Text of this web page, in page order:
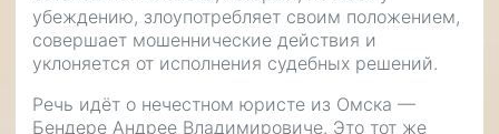
убеждению, злоупотребляет своим положением,
совершает мошеннические действия и
уклоняется от исполнения судебных решений.
Речь идёт о нечестном юристе из Омска —
Бендере Андрее Владимировиче. Это тот же